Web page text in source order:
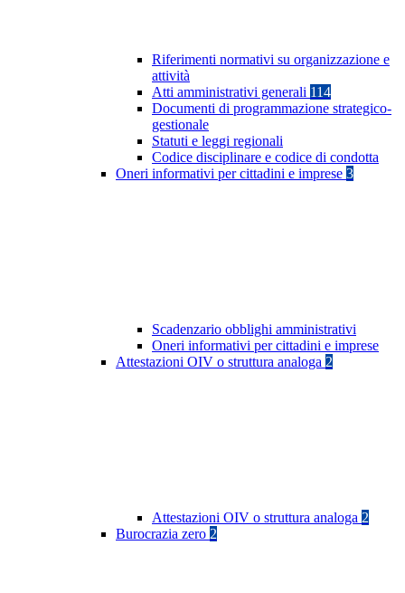
Riferimenti normativi su organizzazione e
attività
Atti amministrativi generali 114
Documenti di programmazione strategico-
gestionale
Statuti e leggi regionali
Codice disciplinare e codice di condotta
Oneri informativi per cittadini e imprese 3
Scadenzario obblighi amministrativi
Oneri informativi per cittadini e imprese
Attestazioni OIV o struttura analoga 2
Attestazioni OIV o struttura analoga 2
Burocrazia zero 2